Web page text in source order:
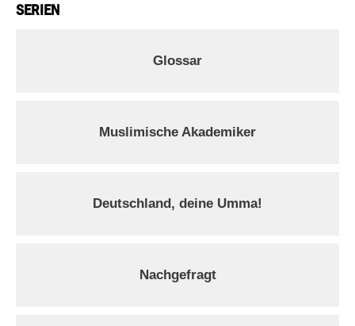
SERIEN
Glossar
Muslimische Akademiker
Deutschland, deine Umma!
Nachgefragt